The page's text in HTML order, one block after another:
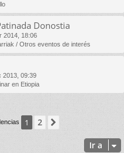
Donostia
2014, 18:06
/ Otros eventos de interés
2013, 09:39
en Etiopia
1 2
Ir a